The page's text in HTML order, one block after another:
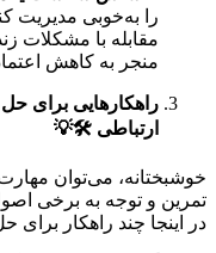
را به‌خوبی مدیریت
مقابله با مشکلات
منجر به کاهش
راهکارهایی برای
ارتباطی 🛠️💡
خوشبختانه، می‌توان
تمرین و توجه به برخی
در اینجا چند راهکار برای